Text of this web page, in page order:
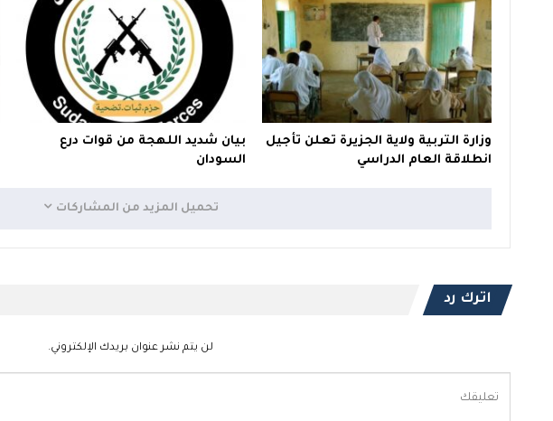
وزارة التربية ولاية الجزيرة تعلن تأجيل
انطلاقة العام الدراسي
بيان شديد اللهجة من قوات درع
السودان
تحميل المزيد من المشاركات
اترك رد
لن يتم نشر عنوان بريدك الإلكتروني.